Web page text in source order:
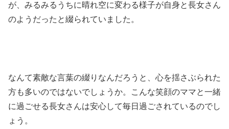
が、みるみるうちに晴れ空に変わる様子が自身と長女さん
のようだったと綴られていました。
なんて素敵な言葉の綴りなんだろうと、心を揺さぶられた
方も多いのではないでしょうか。こんな笑顔のママと一緒
に過ごせる長女さんは安心して毎日過ごされているのでし
ょう。